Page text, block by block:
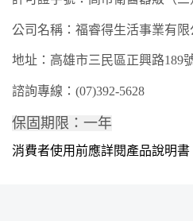
公司名稱：福睿得生活事業有限
地址：高雄市三民 區正興路189
諮詢專線： (07)392-5628
保固期限：一年
消費者使用前應詳閱產品說明書